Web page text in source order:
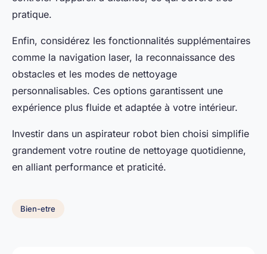
pratique.
Enfin, considérez les fonctionnalités supplémentaires
comme la navigation laser, la reconnaissance des
obstacles et les modes de nettoyage
personnalisables. Ces options garantissent une
expérience plus fluide et adaptée à votre intérieur.
Investir dans un aspirateur robot bien choisi simplifie
grandement votre routine de nettoyage quotidienne,
en alliant performance et praticité.
Bien-etre